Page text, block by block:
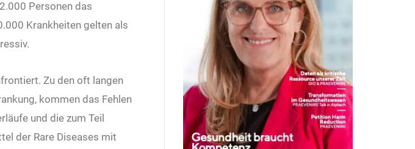
Personen das
Krankheiten gelten als
Zu den oft langen
kommen das Fehlen
und die zum Teil
der Rare Diseases mit